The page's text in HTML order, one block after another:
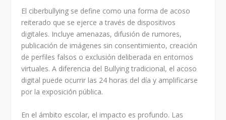
El ciberbullying se define como una forma de acoso
reiterado que se ejerce a través de dispositivos
digitales. Incluye amenazas, difusión de rumores,
publicación de imágenes sin consentimiento, creación
de perfiles falsos o exclusión deliberada en entornos
virtuales. A diferencia del Bullying tradicional, el acoso
digital puede ocurrir las 24 horas del día y amplificarse
por la exposición pública.
En el ámbito escolar, el impacto es profundo. Las